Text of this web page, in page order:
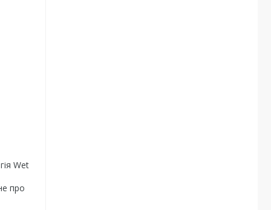
Wet
про